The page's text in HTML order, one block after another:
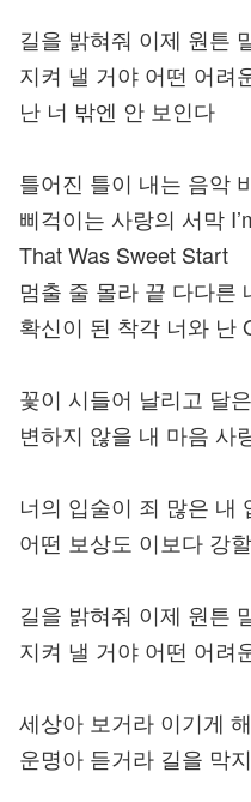
길을 밝혀줘 이제 원튼
지켜 낼 거야 어떤 어려
난 너 밖엔 안 보인다
틀어진 틀이 내는 음악
삐걱이는 사랑의 서막
That Was Sweet Start
멈출 줄 몰라 끝 다다른
확신이 된 착각 너와 난
꽃이 시들어 날리고 달
변하지 않을 내 마음 사
너의 입술이 죄 많은 내
어떤 보상도 이보다 강
길을 밝혀줘 이제 원튼
지켜 낼 거야 어떤 어려
세상아 보거라 이기게
운명아 듣거라 길을 막